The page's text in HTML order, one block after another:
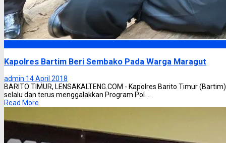
Kapolres Bartim Beri Sembako Pada Warga Maragut
admin 14 April 2018
BARITO TIMUR, LENSAKALTENG.COM - Kapolres Barito Timur
selalu dan terus menggalakkan Program Pol ...
Read More